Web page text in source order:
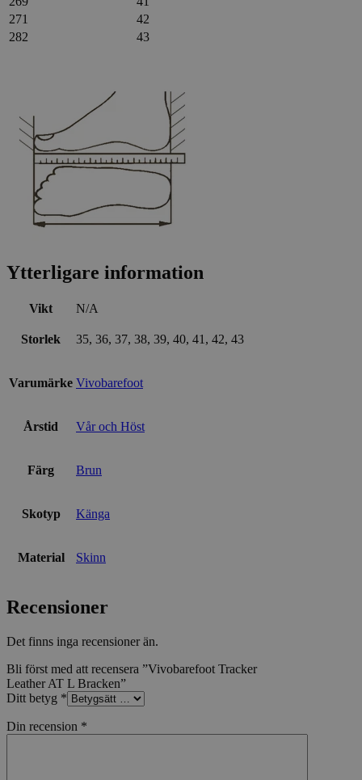
271
42
282
43
Ytterligare information
Vikt N/A
Storlek 35, 36, 37, 38, 39, 40, 41, 42, 43
Varumärke Vivobarefoot
Årstid Vår och Höst
Färg Brun
Skotyp Känga
Material Skinn
Recensioner
Det finns inga recensioner än.
Bli först med att recensera ”Vivobarefoot Tracker
Leather AT L Bracken”
Ditt betyg *
Din recension *